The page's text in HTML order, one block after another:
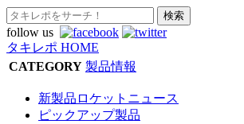
follow us
タキレポ HOME
CATEGORY 製品情報
新製品ロケットニュース
ピックアップ製品